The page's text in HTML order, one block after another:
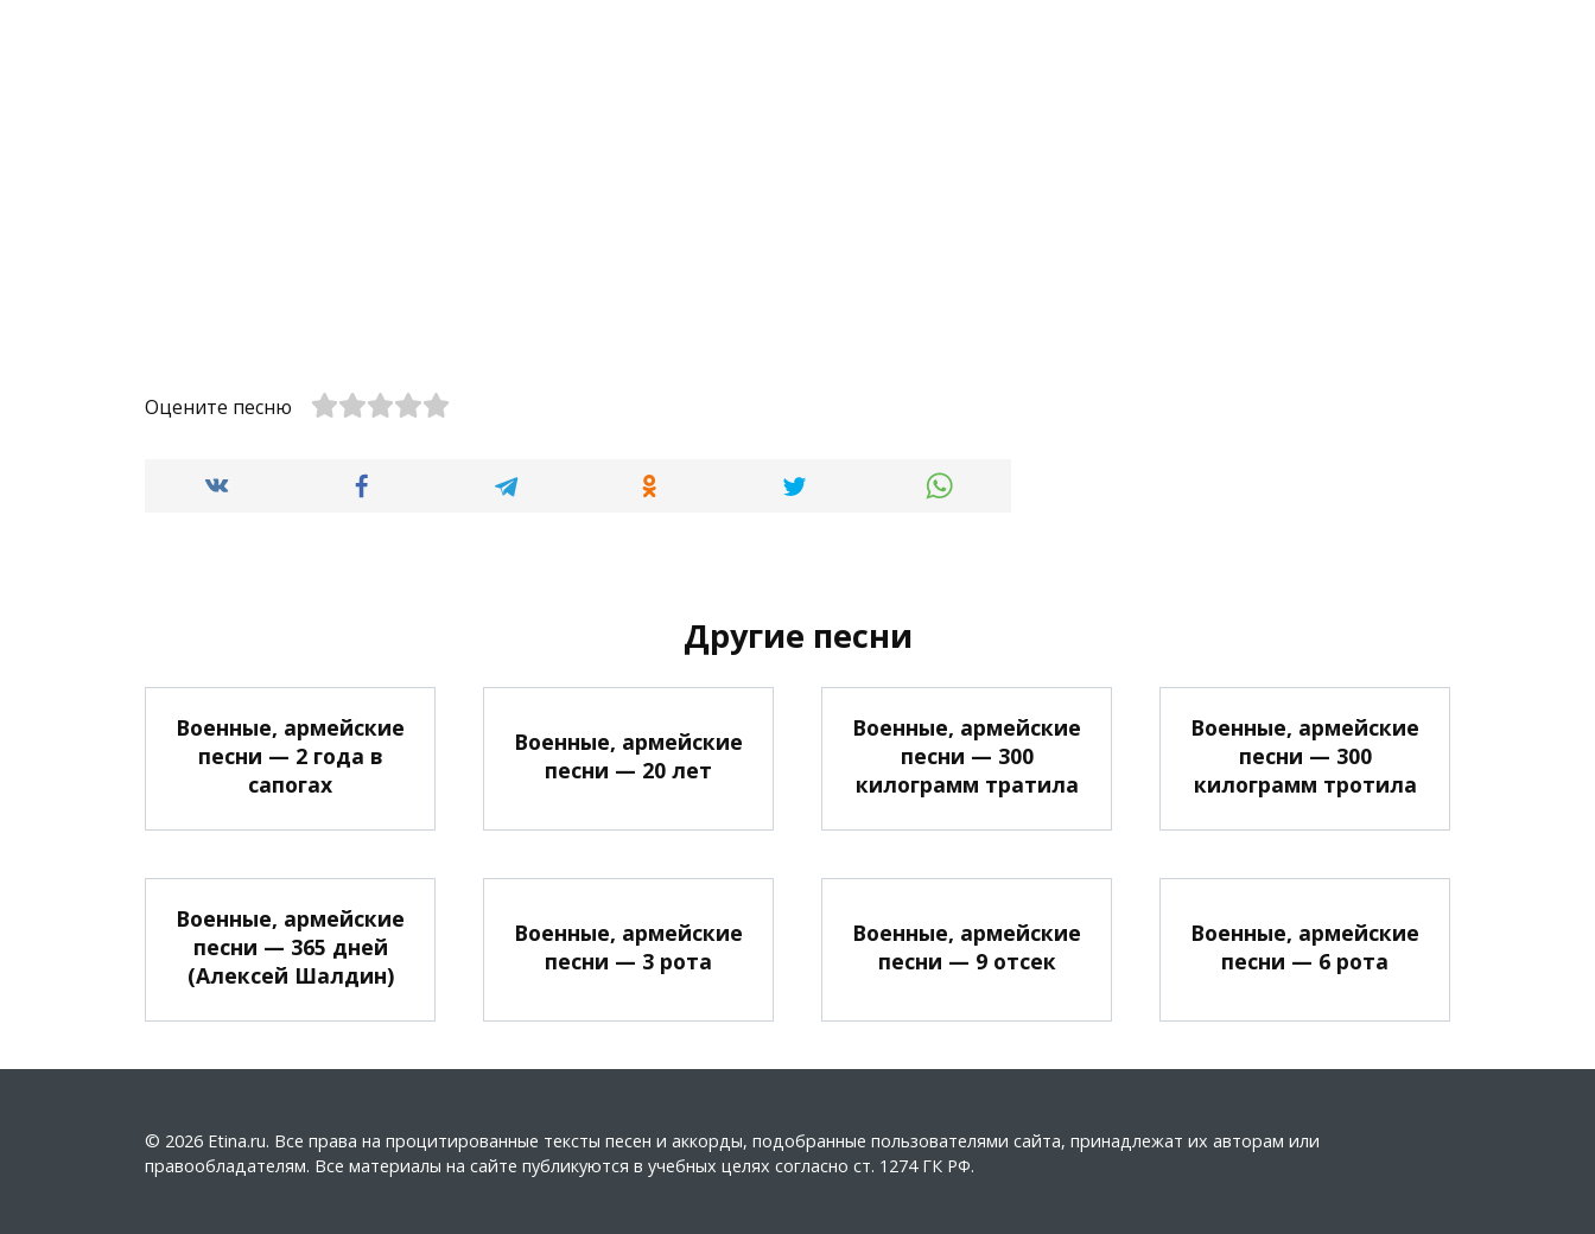
Оцените песню
Другие песни
Военные, армейские
песни — 2 года в
сапогах
Военные, армейские
песни — 20 лет
Военные, армейские
песни — 300
килограмм тратила
Военные, армейские
песни — 300
килограмм тротила
Военные, армейские
песни — 365 дней
(Алексей Шалдин)
Военные, армейские
песни — 3 рота
Военные, армейские
песни — 9 отсек
Военные, армейские
песни — 6 рота
© 2026 Etina.ru. Все права на процитированные тексты песен и аккорды, подобранные пользователями сайта, принадлежат их авторам или
правообладателям. Все материалы на сайте публикуются в учебных целях согласно ст. 1274 ГК РФ.